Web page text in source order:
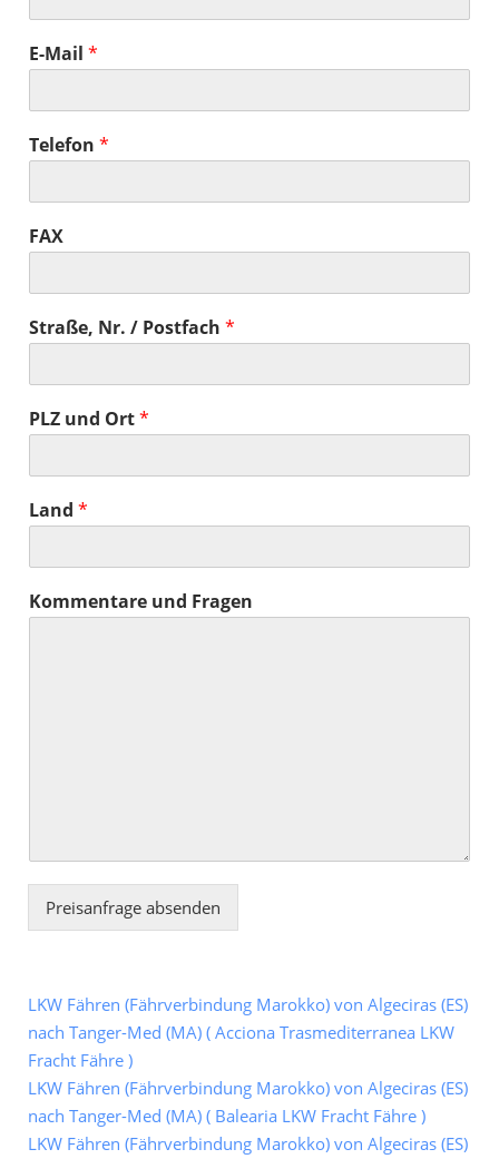
E-Mail *
Telefon *
FAX
Straße, Nr. / Postfach *
PLZ und Ort*
Land *
Kommentare und Fragen
Preisanfrage absenden
LKW Fähren (Fährverbindung Marokko) von Algeciras (ES)
nach Tanger-Med (MA) ( Acciona Trasmediterranea LKW
Fracht Fähre )
LKW Fähren (Fährverbindung Marokko) von Algeciras (ES)
nach Tanger-Med (MA) ( Balearia LKW Fracht Fähre )
LKW Fähren (Fährverbindung Marokko) von Algeciras (ES)